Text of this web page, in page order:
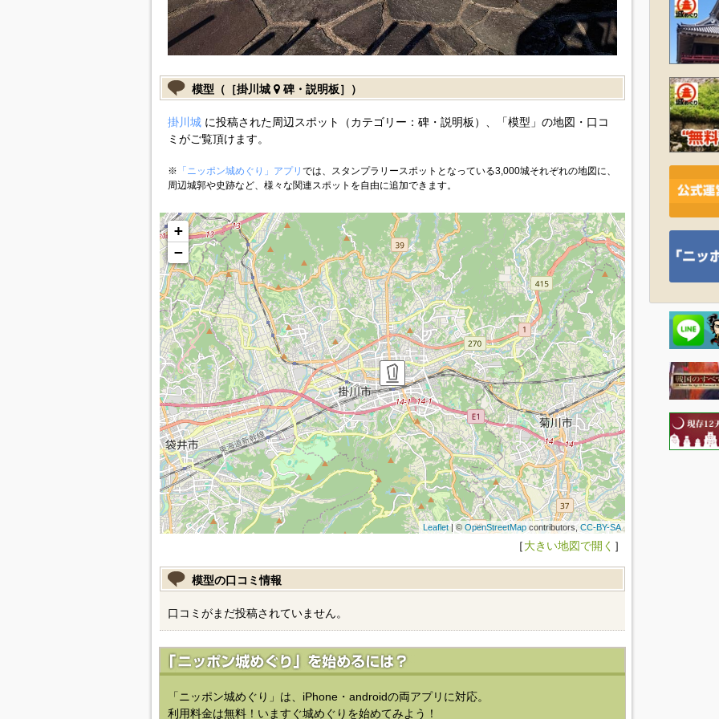
模型（［掛川城 碑・説明板］）
掛川城に投稿された周辺スポット（カテゴリー：碑・説明板）、「模型」の地図・口コ
ミがご覧頂けます。
※ 「ニッポン城めぐり」アプリ では、スタンプラリースポットとなっている3,000城それぞれの地図に、
周辺城郭や史跡など、様々な関連スポットを自由に追加できます。
+
−
Leaflet| © OpenStreetMapcontributors, CC-BY-SA
［大きい地図で開く ］
模型の口コミ情報
口コミがまだ投稿されていません。
「ニッポン城めぐり」は、iPhone・androidの両アプリに対応。
利用料金は無料！いますぐ城めぐりを始めてみよう！